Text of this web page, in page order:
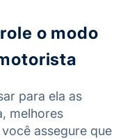
o modo
para ela as
melhores
assegure que